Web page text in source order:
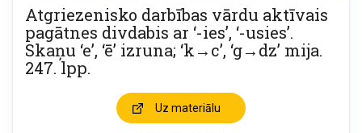
Atgriezenisko darbības vārdu aktīvais
pagātnes divdabis ar ‘-ies’, ‘-usies’.
Skaņu ‘e’, ‘ē’ izruna; ‘k→c’, ‘g→dz’ mija.
247. lpp.
Uz materiālu